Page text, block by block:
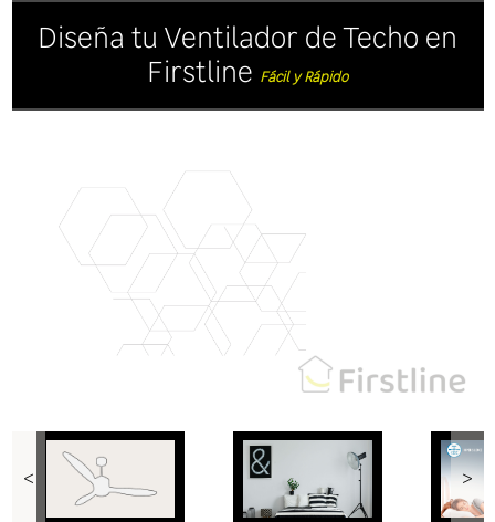
Diseña tu Ventilador de Techo en
Firstline
Fácil y Rápido
< >